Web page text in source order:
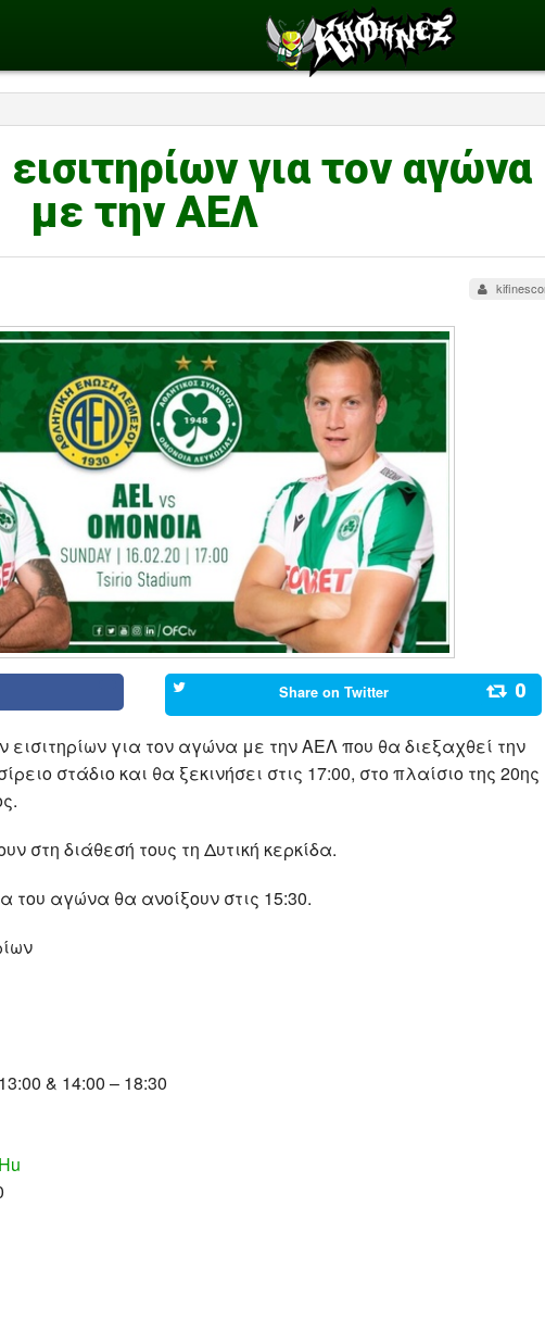
για τον αγώνα
με την ΑΕΛ
Share on Twitter 0
εισιτηρίων για τον αγώνα με την ΑΕΛ που θα διεξαχθεί την
στάδιο και θα ξεκινήσει στις 17:00, στο πλαίσιο της 20ης
στη διάθεσή τους τη Δυτική κερκίδα.
του αγώνα θα ανοίξουν στις 15:30.
& 14:00 – 18:30